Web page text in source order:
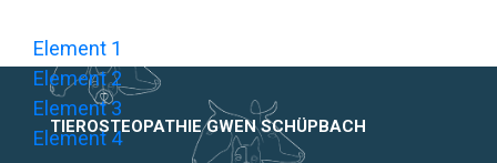
TIEROSTEOPATHIE GWEN SCHÜPBACH
Element 1
Element 2
Element 3
Element 4